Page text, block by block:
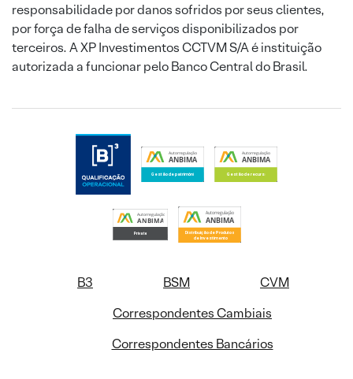
responsabilidade por danos sofridos por seus clientes,
por força de falha de serviços disponibilizados por
terceiros. A XP Investimentos CCTVM S/A é instituição
autorizada a funcionar pelo Banco Central do Brasil.
B3 BSM
CVM
Correspondentes Cambiais
Correspondentes Bancários